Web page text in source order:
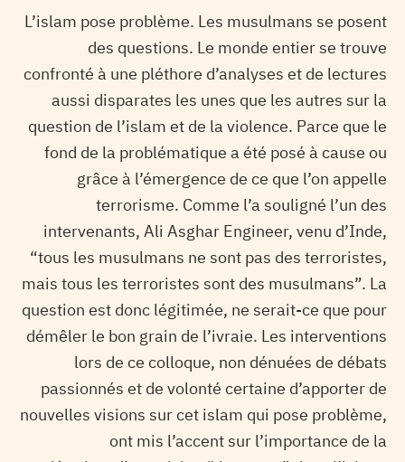
L’islam pose problème. Les musulmans se posent
des questions. Le monde entier se trouve
confronté à une pléthore d’analyses et de lectures
aussi disparates les unes que les autres sur la
question de l’islam et de la violence. Parce que le
fond de la problématique a été posé à cause ou
grâce à l’émergence de ce que l’on appelle
terrorisme. Comme l’a souligné l’un des
intervenants, Ali Asghar Engineer, venu d’Inde,
“tous les musulmans ne sont pas des terroristes,
mais tous les terroristes sont des musulmans”. La
question est donc légitimée, ne serait-ce que pour
démêler le bon grain de l’ivraie. Les interventions
lors de ce colloque, non dénuées de débats
passionnés et de volonté certaine d’apporter de
nouvelles visions sur cet islam qui pose problème,
ont mis l’accent sur l’importance de la